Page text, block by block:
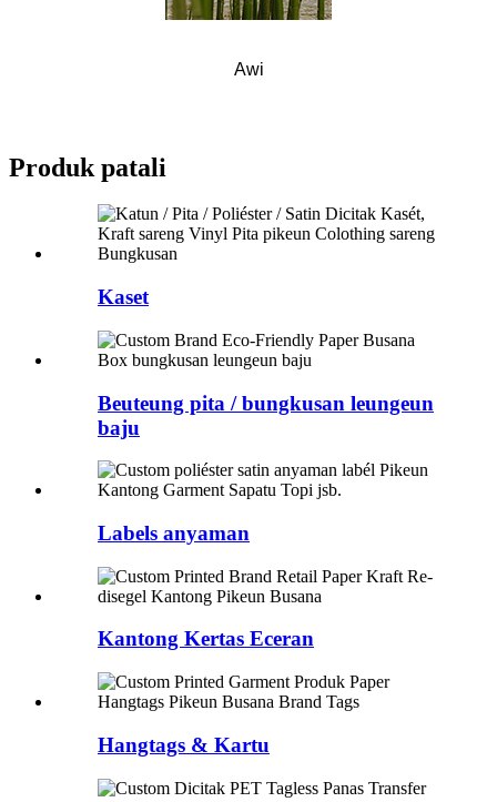
Awi
Produk patali
Kaset
Beuteung pita / bungkusan leungeun
baju
Labels anyaman
Kantong Kertas Eceran
Hangtags & Kartu